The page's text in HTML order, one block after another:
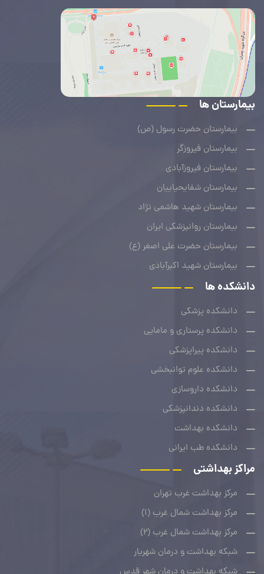
بیمارستان ها
بیمارستان حضرت رسول (ص)
بیمارستان فیروزگر
بیمارستان فیروزآبادی
بیمارستان شفایحیاییان
بیمارستان شهید هاشمی نژاد
بیمارستان روانپزشکی ایران
بیمارستان حضرت علی اصغر (ع)
بیمارستان شهید اکبرآبادی
دانشکده ها
دانشکده پزشکی
دانشکده پرستاری و مامایی
دانشکده پیراپزشکی
دانشکده علوم توانبخشی
دانشکده داروسازی
دانشکده دندانپزشکی
دانشکده بهداشت
دانشکده طب ایرانی
مراکز بهداشتی
مرکز بهداشت غرب تهران
مرکز بهداشت شمال غرب (1)
مرکز بهداشت شمال غرب (2)
شبکه بهداشت و درمان شهریار